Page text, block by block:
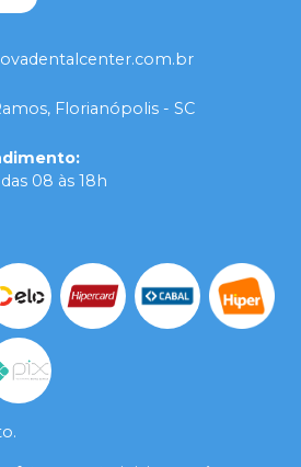
Florianópolis - SC
:
08 às 18h